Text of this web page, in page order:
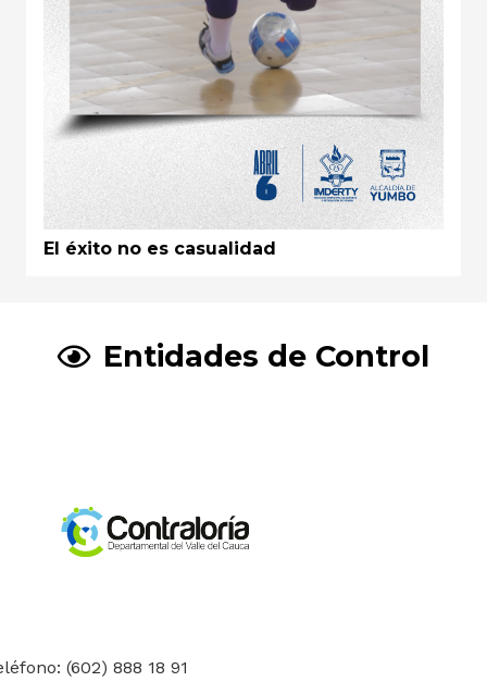
El éxito no es casualidad
Entidades de Control
(602) 888 18 91